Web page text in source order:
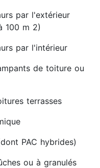
par l'extérieur
100 m 2)
par l'intérieur
de toiture ou
terrasses
PAC hybrides)
ou à granulés